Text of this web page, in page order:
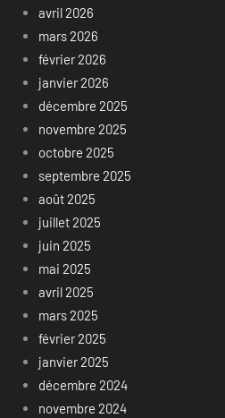
avril 2026
mars 2026
février 2026
janvier 2026
décembre 2025
novembre 2025
octobre 2025
septembre 2025
août 2025
juillet 2025
juin 2025
mai 2025
avril 2025
mars 2025
février 2025
janvier 2025
décembre 2024
novembre 2024